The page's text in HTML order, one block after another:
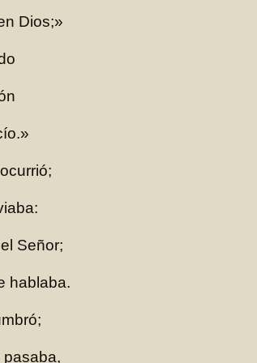
Dios;»
Señor;
hablaba.